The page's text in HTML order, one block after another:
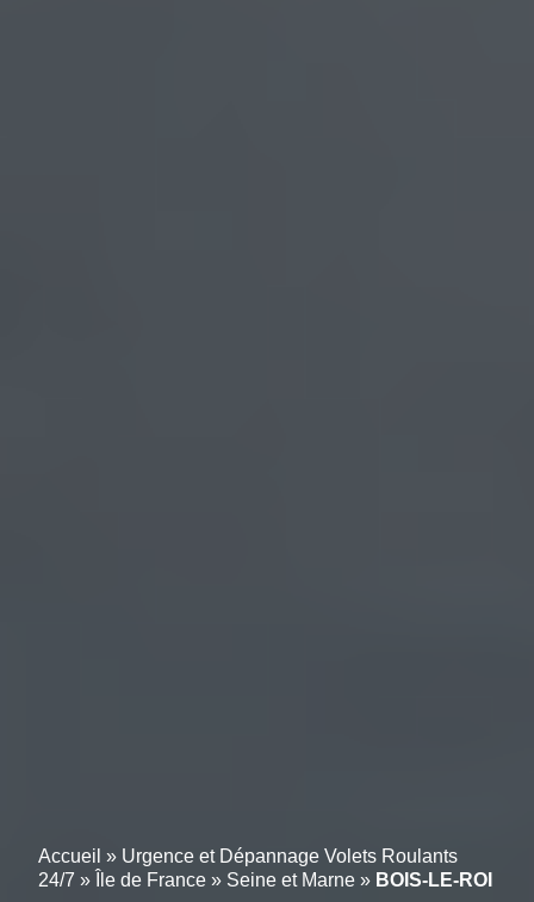
Accueil » Urgence et Dépannage Volets Roulants
24/7 » Île de France » Seine et Marne » BOIS-LE-ROI